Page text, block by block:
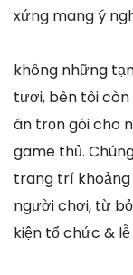
xứng mang ý
không những
tươi, bên tôi
án trọn gói cho
game thủ.
trang trí
người chơi, từ
kiện tổ chức &